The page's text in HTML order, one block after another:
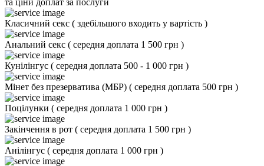
та ціни доплат за послуги
Класичний секс ( здебільшого входить у вартість )
Анальний секс ( середня доплата 1 500 грн )
Кунілінгус ( середня доплата 500 - 1 000 грн )
Мінет без презерватива (МБР) ( середня доплата 500 грн )
Поцілунки ( середня доплата 1 000 грн )
Закінчення в рот ( середня доплата 1 500 грн )
Анілінгус ( середня доплата 1 000 грн )